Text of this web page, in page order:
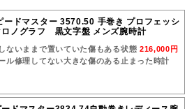
ードマスター 3570.50 手巻き プロフェッシ
ノグラフ 黒文字盤 メンズ腕時計
ないままで置いていた傷もある状態 216,000円
ル修理してない大きな傷のある止まった時計